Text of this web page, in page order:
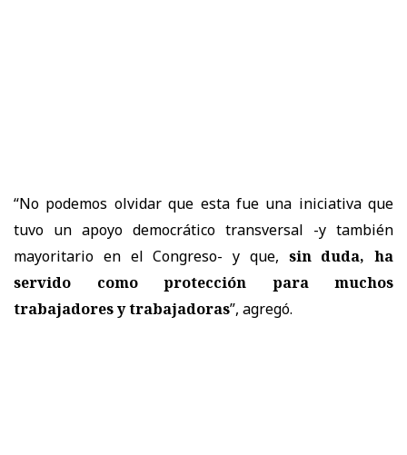
“No podemos olvidar que esta fue una iniciativa que
tuvo un apoyo democrático transversal -y también
mayoritario en el Congreso- y que, sin duda, ha
servido como protección para muchos
trabajadores y trabajadoras”, agregó.